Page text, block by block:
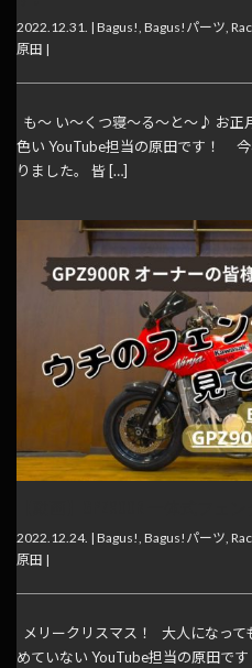
2022.12.31. | Bagus!, Bagus!パーツ,
原田 |
も～ い～くつ寝～る～と～♪ お
色い YouTube担当の原田です！
りました。 皆 […]
2022.12.24. | Bagus!, Bagus!パーツ,
原田 |
メリークリスマス！ 大人になっ
めていない YouTube担当の原田